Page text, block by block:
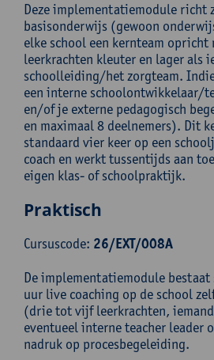
Deze implementatiemodule richt
basisonderwijs (gewoon
elke school een kernteam opricht
leerkrachten kleuter en lager als
schoolleiding/het zorgteam.
een interne schoolontwikkelaar/
en/of je externe pedagogisch
en maximaal 8 deelnemers). Dit
standaard vier keer op een
coach en werkt tussentijds aan
eigen klas- of schoolpraktijk.
Praktisch
Cursuscode: 26/EXT/008A
De implementatiemodule
uur live coaching op de school
(drie tot vijf leerkrachten,
eventueel interne teacher leader
nadruk op procesbegeleiding.